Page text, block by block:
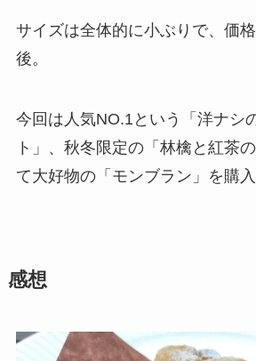
サイズは全体的に小ぶりで、価
後。
今回は人気NO.1という「洋ナシ
ト」、秋冬限定の「林檎と紅茶
て大好物の「モンブラン」を購入
感想